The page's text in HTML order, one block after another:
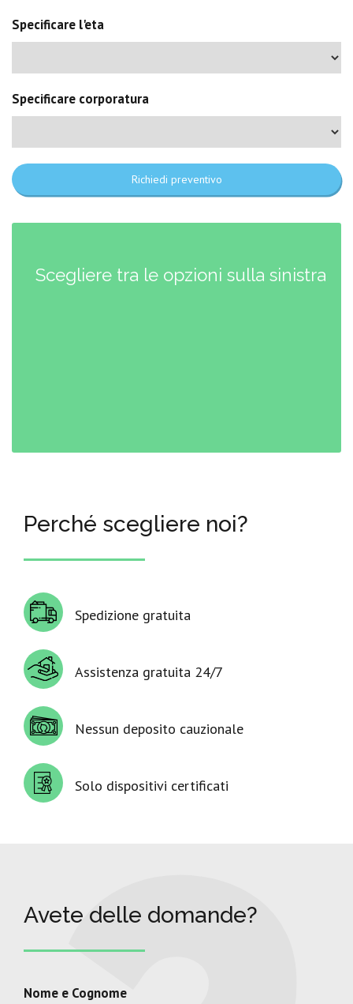
Specificare l'eta
Specificare corporatura
Richiedi preventivo
Scegliere tra le opzioni sulla sinistra
Perché scegliere noi?
Spedizione gratuita
Assistenza gratuita 24/7
Nessun deposito cauzionale
Solo dispositivi certificati
Avete delle domande?
Nome e Cognome